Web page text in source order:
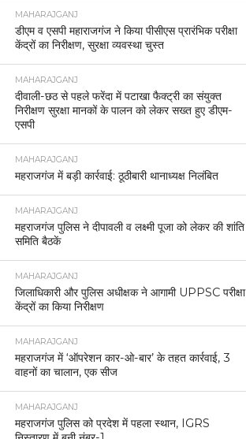
MAHARAJGANJ
डीएम व एसपी महाराजगंज ने किया पीसीएस प्रारंभिक परीक्षा
केंद्रों का निरीक्षण, सुरक्षा व्यवस्था चुस्त
MAHARAJGANJ
दीवाली-छठ से पहले फरेंदा में पटाखा फैक्ट्री का संयुक्त
निरीक्षण सुरक्षा मानकों के पालन को लेकर सख्त हुए डीएम-
एसपी
MAHARAJGANJ
महराजगंज में बड़ी कार्रवाई: ठूठीबारी थानाध्यक्ष निलंबित
MAHARAJGANJ
महराजगंज पुलिस ने दीपावली व लक्ष्मी पूजा को लेकर की शांति
समिति बैठकें
MAHARAJGANJ
जिलाधिकारी और पुलिस अधीक्षक ने आगामी UPPSC परीक्षा
केंद्रों का किया निरीक्षण
MAHARAJGANJ
महराजगंज में ‘ऑपरेशन कार-ओ-बार’ के तहत कार्रवाई, 3
वाहनों का चालान, एक सीज
MAHARAJGANJ
महराजगंज पुलिस को प्रदेश में पहला स्थान, IGRS